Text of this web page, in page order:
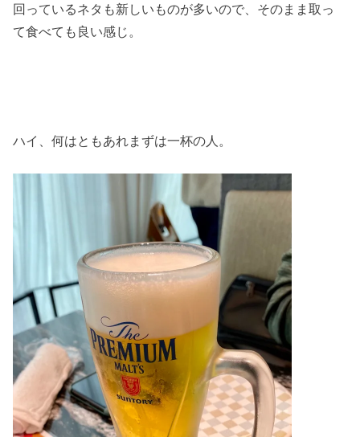
回っているネタも新しいものが多いので、そのまま取っ
て食べても良い感じ。
ハイ、何はともあれまずは一杯の人。